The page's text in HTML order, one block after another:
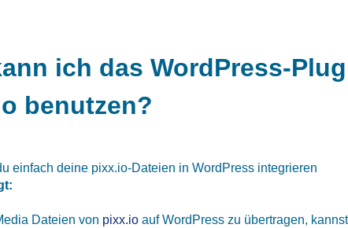
ich das WordPress-
benutzen?
einfach deine pixx.io-Dateien in WordPress integrieren
Dateien von pixx.ioauf WordPress zu übertragen,